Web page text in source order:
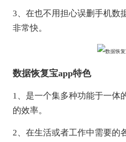
3、在也不用担心误删手机数
非常快。
数据恢复宝app特色
1、是一个集多种功能于一体
的效率。
2、在生活或者工作中需要的